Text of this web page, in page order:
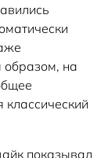
образом, на
показывал